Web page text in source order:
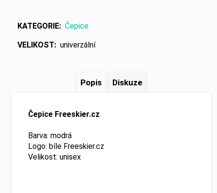
KATEGORIE: Čepice
VELIKOST: univerzální
Popis Diskuze
Čepice Freeskier.cz
Barva: modrá
Logo: bíle Freeskier.cz
Velikost: unisex